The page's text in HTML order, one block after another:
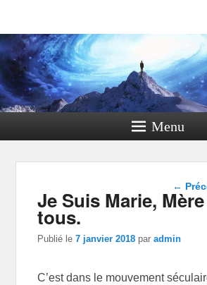
Menu
←
Je Suis Marie,
tous.
Publié le7 janvier 2018 paradmin
C’est dans le mouvement